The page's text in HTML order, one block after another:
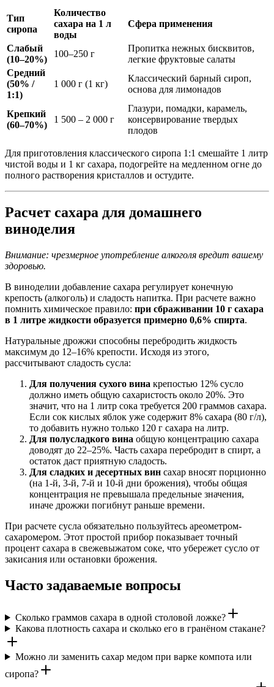
Тип
сиропа
Количество
сахара на 1 л
воды
Сфера применения
Слабый
(10–20%)
100–250 г
Пропитка нежных бисквитов,
легкие фруктовые салаты
Средний
(50% /
1:1)
1 000 г (1 кг)
Классический барный сироп,
основа для лимонадов
Крепкий
(60–70%)
1 500 – 2 000 г
Глазури, помадки, карамель,
консервирование твердых
плодов
Для приготовления классического сиропа 1:1 смешайте 1 литр
чистой воды и 1 кг сахара, подогрейте на медленном огне до
полного растворения кристаллов и остудите.
Расчет сахара для домашнего
виноделия
Внимание: чрезмерное употребление алкоголя вредит вашему
здоровью.
В виноделии добавление сахара регулирует конечную
крепость (алкоголь) и сладость напитка. При расчете важно
помнить химическое правило: при сбраживании 10 г сахара
в 1 литре жидкости образуется примерно 0,6% спирта.
Натуральные дрожжи способны перебродить жидкость
максимум до 12–16% крепости. Исходя из этого,
рассчитывают сладость сусла:
Для получения сухого вина крепостью 12% сусло
должно иметь общую сахаристость около 20%. Это
значит, что на 1 литр сока требуется 200 граммов сахара.
Если сок кислых яблок уже содержит 8% сахара (80 г/л),
то добавить нужно только 120 г сахара на литр.
Для полусладкого вина общую концентрацию сахара
доводят до 22–25%. Часть сахара перебродит в спирт, а
остаток даст приятную сладость.
Для сладких и десертных вин сахар вносят порционно
(на 1-й, 3-й, 7-й и 10-й дни брожения), чтобы общая
концентрация не превышала предельные значения,
иначе дрожжи погибнут раньше времени.
При расчете сусла обязательно пользуйтесь ареометром-
сахаромером. Этот простой прибор показывает точный
процент сахара в свежевыжатом соке, что убережет сусло от
закисания или остановки брожения.
Часто задаваемые вопросы
Сколько граммов сахара в одной столовой ложке?
Какова плотность сахара и сколько его в гранёном стакане?
Можно ли заменить сахар медом при варке компота или
сиропа?